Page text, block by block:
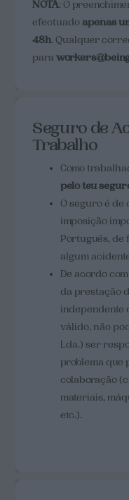
NOTA: O
efectuado apenas
48h. Qualquer
para
Seguro de
Trabalho
Como
pelo teu
O seguro é de
imposição
Português, de
algum
De acordo
da prestação
independente
válido, não
Lda.) ser
problema que
colaboração
materiais,
etc.).